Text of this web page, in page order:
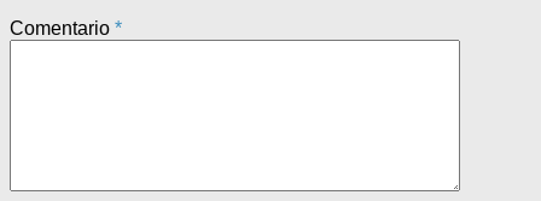
Comentario *